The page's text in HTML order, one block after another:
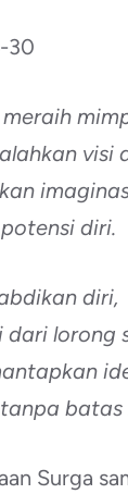
30
visi
diri.
diri,
dari lorong
batas
Surga